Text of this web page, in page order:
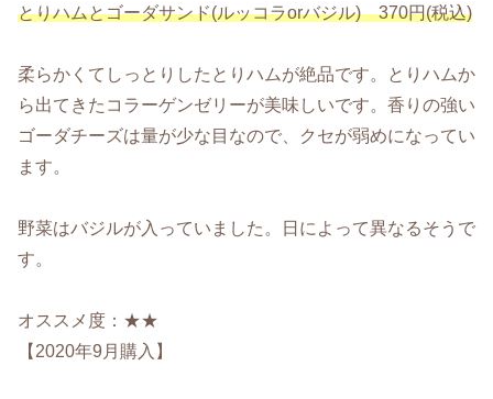
とりハムとゴーダサンド(ルッコラorバジル) 370円(税込)
柔らかくてしっとりしたとりハムが絶品です。とりハムか
ら出てきたコラーゲンゼリーが美味しいです。香りの強い
ゴーダチーズは量が少な目なので、クセが弱めになってい
ます。
野菜はバジルが入っていました。日によって異なるそうで
す。
オススメ度：★★
【2020年9月購入】